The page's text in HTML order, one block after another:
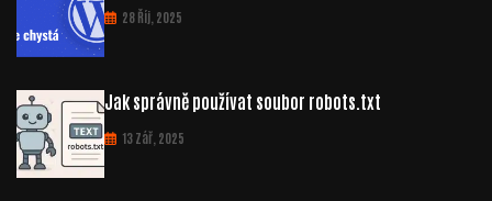
28 Říj, 2025
Jak správně používat soubor robots.txt
13 Zář, 2025